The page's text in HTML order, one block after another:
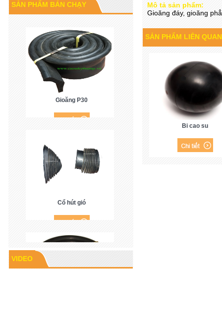
SẢN PHẨM BÁN CHẠY
Gioăng P30
Cổ hút gió
VIDEO
Mô tả sản phẩm:
Gioăng đáy, gioăng
SẢN PHẨM LIÊN
Bi cao su